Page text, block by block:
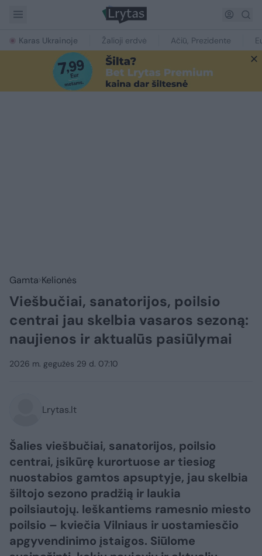
Karas Ukrainoje Žalioji erdvė Ačiū, Prezidente
Gamta Kelionės
Viešbučiai, sanatorijos, poilsio
centrai jau skelbia vasaros sezoną:
naujienos ir aktualūs pasiūlymai
2026 m. gegužės 29 d. 07:10
Lrytas.lt
Šalies viešbučiai, sanatorijos, poilsio
centrai, įsikūrę kurortuose ar tiesiog
nuostabios gamtos apsuptyje, jau skelbia
šiltojo sezono pradžią ir laukia
poilsiautojų. Ieškantiems ramesnio miesto
poilsio – kviečia Vilniaus ir uostamiesčio
apgyvendinimo įstaigos. Siūlome